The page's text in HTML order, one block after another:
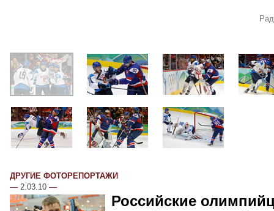
ДРУГИЕ ФОТОРЕПОРТАЖИ
— 2.03.10 —
Российские